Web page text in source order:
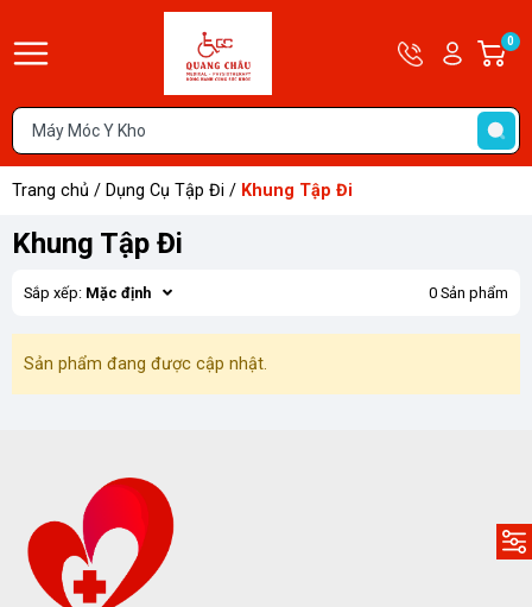
HotlineTài
khoản
Khách
0
Trang chủ / Dụng Cụ Tập Đi / Khung Tập Đi
Khung Tập Đi
Sắp xếp: Mặc định 0 Sản phẩm
Sản phẩm đang được cập nhật.